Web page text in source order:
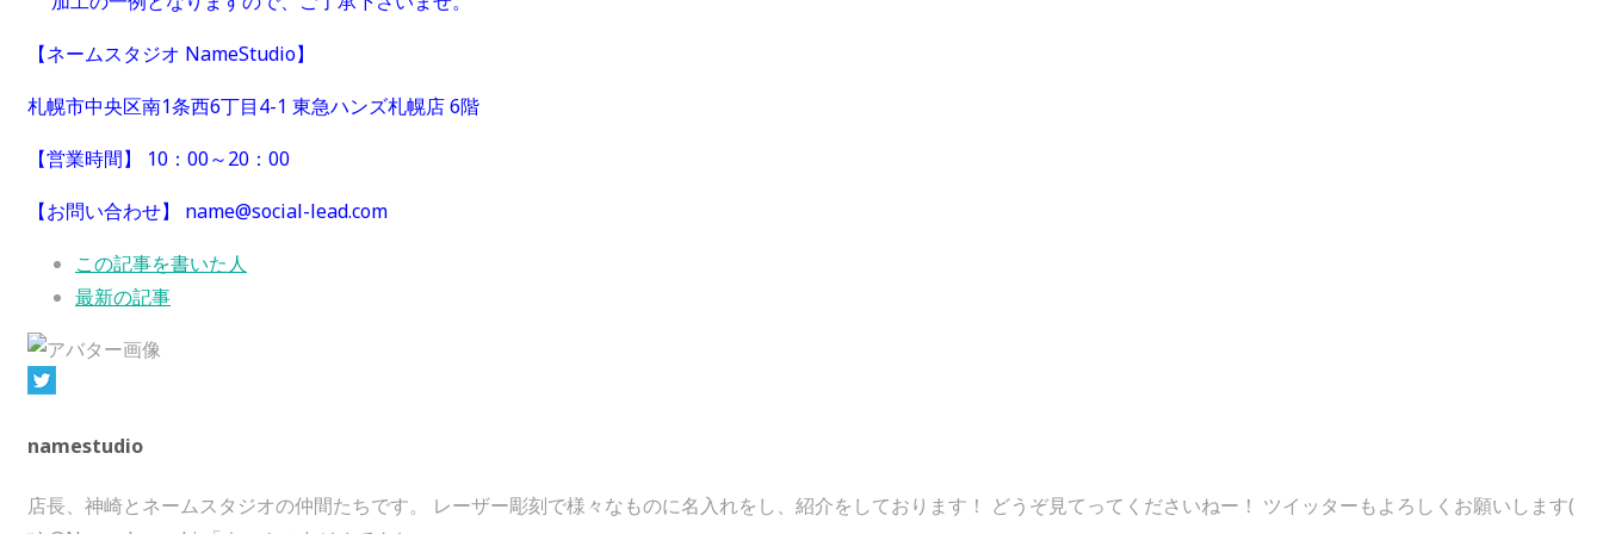
【ネームスタジオ NameStudio】
札幌市中央区南1条西6丁目4-1 東急ハンズ札幌店 6階
【営業時間】 10：00～20：00
【お問い合わせ】 name@social-lead.com
The
following
two
tabs
change
この記事を書いた人
最新の記事
namestudio
店長、神崎とネームスタジオの仲間たちです。 レーザー彫刻で様々なものに名入れをし、紹介をしております！ どうぞ見てってくださいねー！ ツイッターもよろしくお願いします(